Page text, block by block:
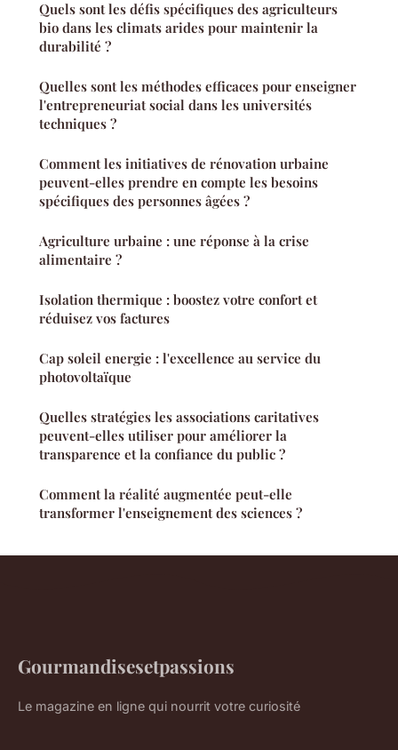
Quels sont les défis spécifiques des agriculteurs
bio dans les climats arides pour maintenir la
durabilité ?
Quelles sont les méthodes efficaces pour enseigner
l'entrepreneuriat social dans les universités
techniques ?
Comment les initiatives de rénovation urbaine
peuvent-elles prendre en compte les besoins
spécifiques des personnes âgées ?
Agriculture urbaine : une réponse à la crise
alimentaire ?
Isolation thermique : boostez votre confort et
réduisez vos factures
Cap soleil energie : l'excellence au service du
photovoltaïque
Quelles stratégies les associations caritatives
peuvent-elles utiliser pour améliorer la
transparence et la confiance du public ?
Comment la réalité augmentée peut-elle
transformer l'enseignement des sciences ?
Gourmandisesetpassions
Le magazine en ligne qui nourrit votre curiosité